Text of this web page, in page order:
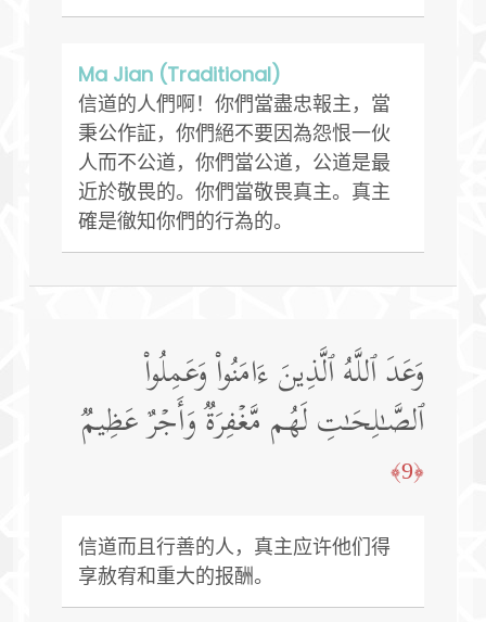
Ma Jian (Traditional)
信道的人們啊！你們當盡忠報主，當
秉公作証，你們絕不要因為怨恨一伙
人而不公道，你們當公道，公道是最
近於敬畏的。你們當敬畏真主。真主
確是徹知你們的行為的。
وَعَدَ ٱللَّهُ ٱلَّذِینَ ءَامَنُوا۟ وَعَمِلُوا۟
ٱلصَّـٰلِحَـٰتِ لَهُم مَّغۡفِرَةࣱ وَأَجۡرٌ عَظِیمࣱ
﴿9﴾
信道而且行善的人，真主应许他们得
享赦宥和重大的报酬。